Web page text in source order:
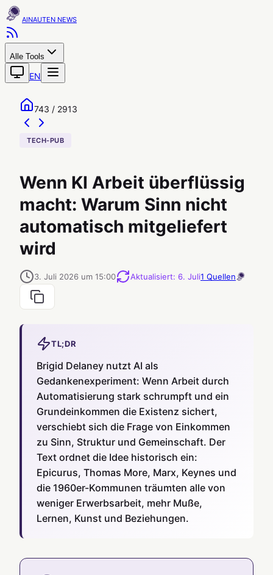
AINAUTEN
Alle Tools
EN
743 / 2913
TECH-PUB
Wenn KI Arbeit überflüssig
macht: Warum Sinn nicht
automatisch mitgeliefert
wird
3. Juli 2026 um 15:00 Aktualisiert: 6. Juli1 Quellen
TL;DR
Brigid Delaney nutzt AI als
Gedankenexperiment: Wenn Arbeit durch
Automatisierung stark schrumpft und ein
Grundeinkommen die Existenz sichert,
verschiebt sich die Frage von Einkommen
zu Sinn, Struktur und Gemeinschaft. Der
Text ordnet die Idee historisch ein:
Epicurus, Thomas More, Marx, Keynes und
die 1960er-Kommunen träumten alle von
weniger Erwerbsarbeit, mehr Muße,
Lernen, Kunst und Beziehungen.